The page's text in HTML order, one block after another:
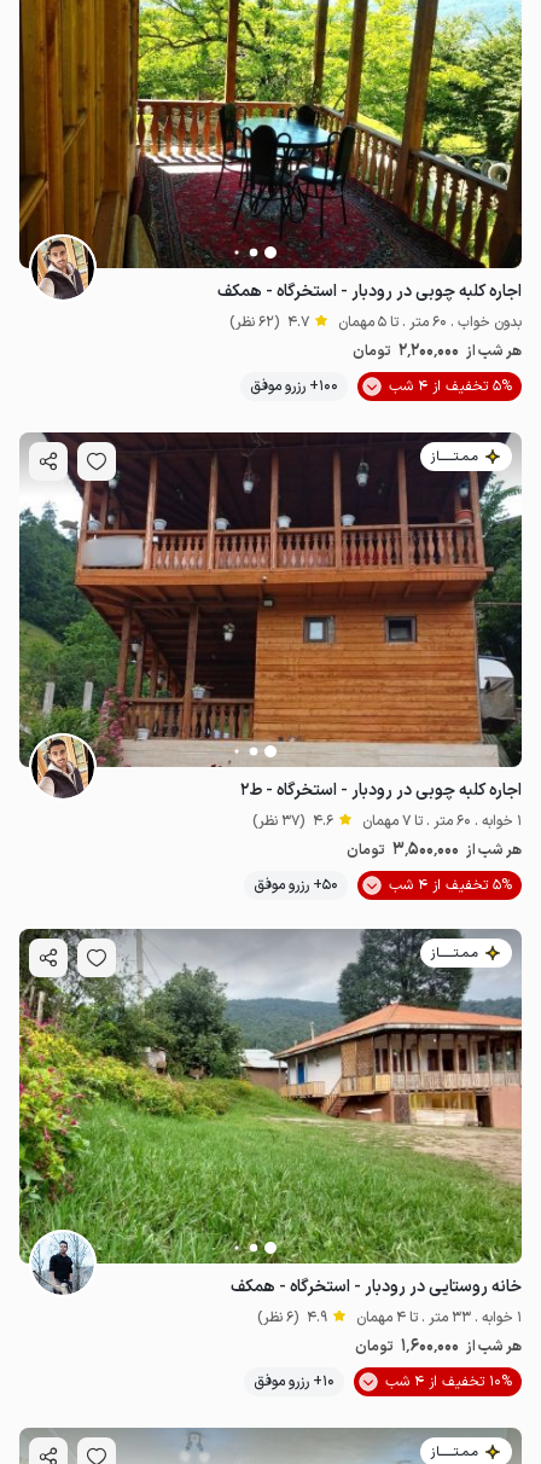
2.2میلیون ت 4.6
اجاره کلبه چوبی در رودبار - استخرگاه - همکف
بدون خواب . 60 متر . تا 5 مهمان 4.7 (62 نظر)
هر شب از 2٬200٬000 تومان
5% تخفیف از 4 شب
100+ رزرو موفق
مـمـتــــــاز
اجاره کلبه چوبی در رودبار - استخرگاه - ط۲
1 خوابه . 60 متر . تا 7 مهمان 4.6 (37 نظر)
هر شب از 3٬500٬000 تومان
5% تخفیف از 4 شب
50+ رزرو موفق
مـمـتــــــاز
خانه روستایی در رودبار - استخرگاه - همکف
1 خوابه . 33 متر . تا 4 مهمان 4.9 (6 نظر)
هر شب از 1٬600٬000 تومان
10% تخفیف از 4 شب
10+ رزرو موفق
مـمـتــــــاز